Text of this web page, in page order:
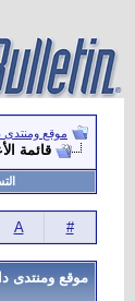
موقع ومنتدى
قائمة
#
A
موقع ومنتدى